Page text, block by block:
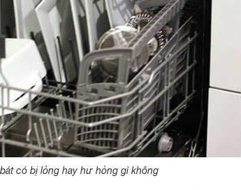
có bị lỏng hay hư hỏng gì không